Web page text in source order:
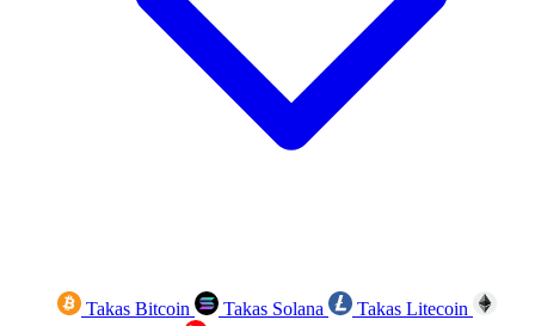
Takas Bitcoin Takas Solana
Takas Litecoin